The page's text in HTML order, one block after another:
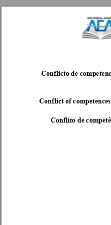
Conflicto de
Conflict of compet
Conflito de